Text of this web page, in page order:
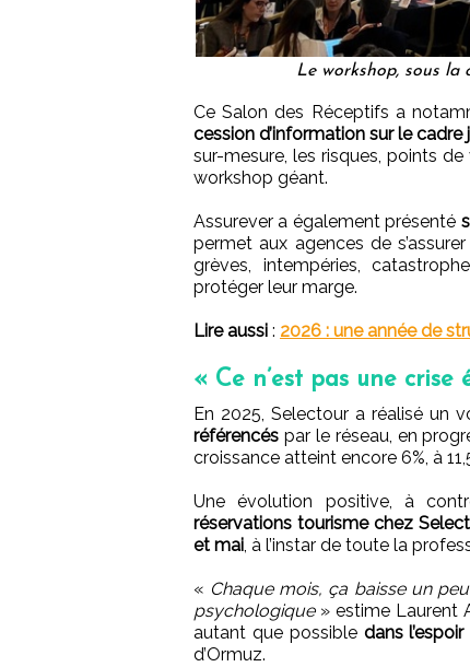
Le workshop, sous la
Ce Salon des Réceptifs a
cession d’information sur le cadre
sur-mesure, les risques, points
workshop géant.
Assurever a également présenté
permet aux agences de
grèves, intempéries,
protéger leur marge.
Lire aussi : 2026 : une année de
« Ce n’est pas une crise
En 2025, Selectour a réalisé un
référencés par le réseau, en
croissance atteint encore 6%, à
Une évolution positive, à
réservations tourisme chez
et mai, à l’instar de toute la
« Chaque mois, ça baisse un
psychologique» estime Laurent
autant que possible dans l’espoir
d’Ormuz.